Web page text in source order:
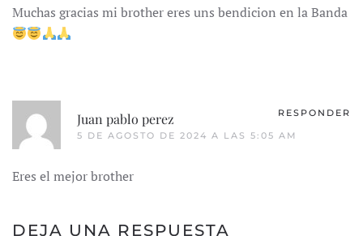
Muchas gracias mi brother eres uns bendicion en la Banda
Juan pablo perez
5 DE AGOSTO DE 2024 A LAS 5:05 AM
RESPONDER
Eres el mejor brother
DEJA UNA RESPUESTA